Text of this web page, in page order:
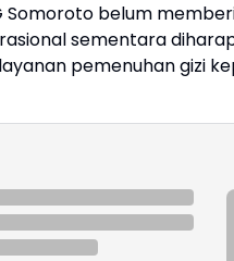
Somoroto belum
sementara
pemenuhan gizi